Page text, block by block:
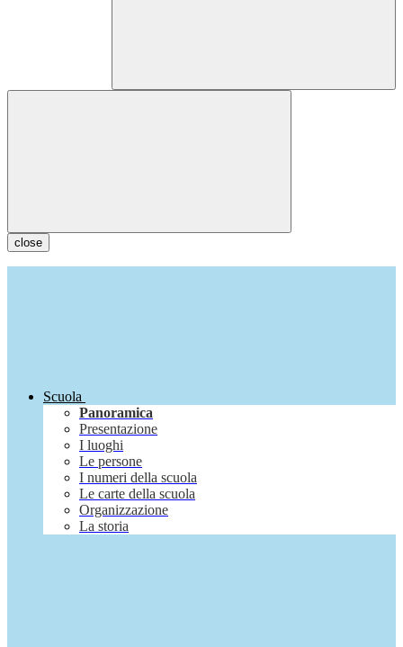
close
Scuola
Panoramica
Presentazione
I luoghi
Le persone
I numeri della scuola
Le carte della scuola
Organizzazione
La storia